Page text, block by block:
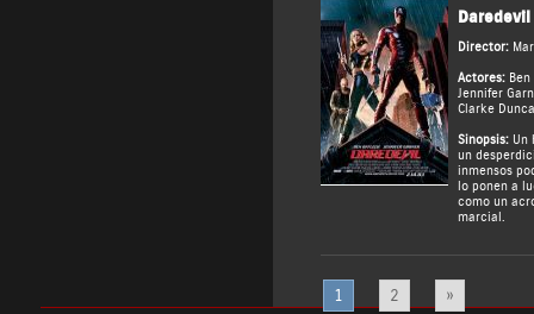
Daredevil
Director:
Actores:
Jennifer
Clarke
Sinopsis:Un
un
inmensos
lo ponen a
como un
marcial.
1 2 »